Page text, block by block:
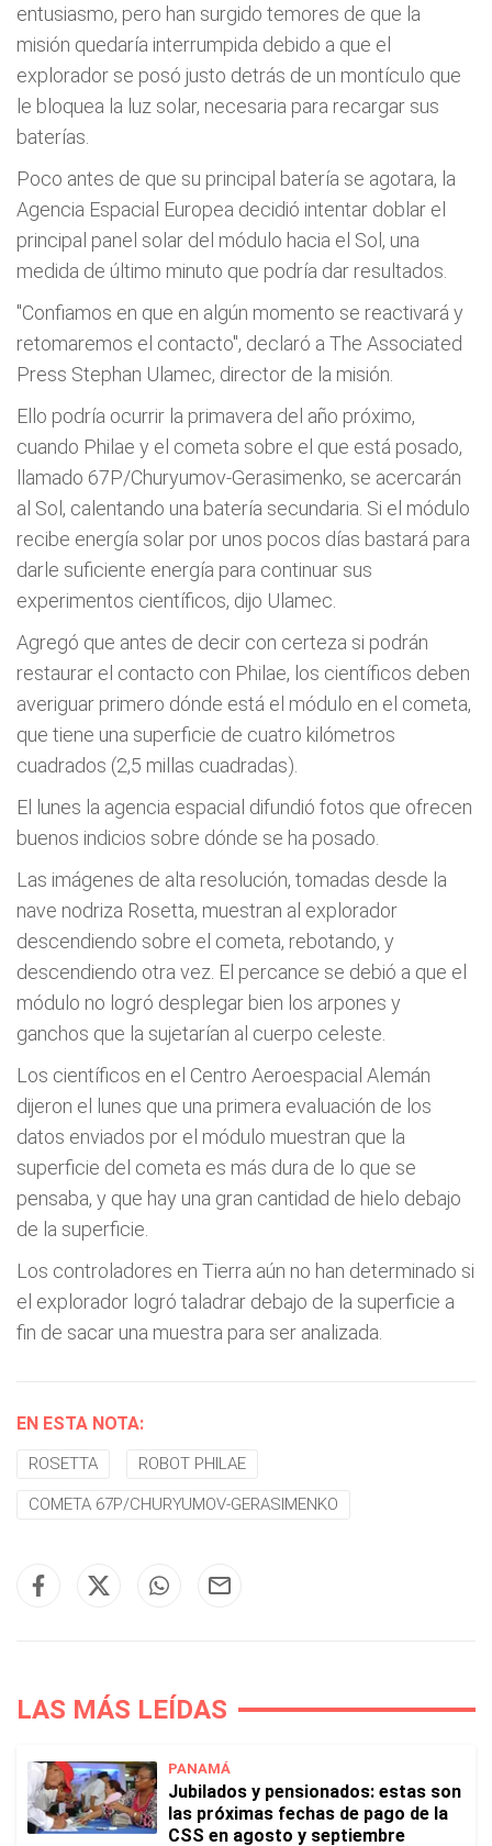
entusiasmo, pero han surgido temores de que la
misión quedaría interrumpida debido a que el
explorador se posó justo detrás de un montículo que
le bloquea la luz solar, necesaria para recargar sus
baterías.
Poco antes de que su principal batería se agotara, la
Agencia Espacial Europea decidió intentar doblar el
principal panel solar del módulo hacia el Sol, una
medida de último minuto que podría dar resultados.
"Confiamos en que en algún momento se reactivará y
retomaremos el contacto", declaró a The Associated
Press Stephan Ulamec, director de la misión.
Ello podría ocurrir la primavera del año próximo,
cuando Philae y el cometa sobre el que está posado,
llamado 67P/Churyumov-Gerasimenko, se acercarán
al Sol, calentando una batería secundaria. Si el módulo
recibe energía solar por unos pocos días bastará para
darle suficiente energía para continuar sus
experimentos científicos, dijo Ulamec.
Agregó que antes de decir con certeza si podrán
restaurar el contacto con Philae, los científicos deben
averiguar primero dónde está el módulo en el cometa,
que tiene una superficie de cuatro kilómetros
cuadrados (2,5 millas cuadradas).
El lunes la agencia espacial difundió fotos que ofrecen
buenos indicios sobre dónde se ha posado.
Las imágenes de alta resolución, tomadas desde la
nave nodriza Rosetta, muestran al explorador
descendiendo sobre el cometa, rebotando, y
descendiendo otra vez. El percance se debió a que el
módulo no logró desplegar bien los arpones y
ganchos que la sujetarían al cuerpo celeste.
Los científicos en el Centro Aeroespacial Alemán
dijeron el lunes que una primera evaluación de los
datos enviados por el módulo muestran que la
superficie del cometa es más dura de lo que se
pensaba, y que hay una gran cantidad de hielo debajo
de la superficie.
Los controladores en Tierra aún no han determinado si
el explorador logró taladrar debajo de la superficie a
fin de sacar una muestra para ser analizada.
EN ESTA NOTA:
ROSETTA ROBOT PHILAE
COMETA 67P/CHURYUMOV-GERASIMENKO
LAS MÁS LEÍDAS
PANAMÁ
Jubilados y pensionados: estas son
las próximas fechas de pago de la
CSS en agosto y septiembre